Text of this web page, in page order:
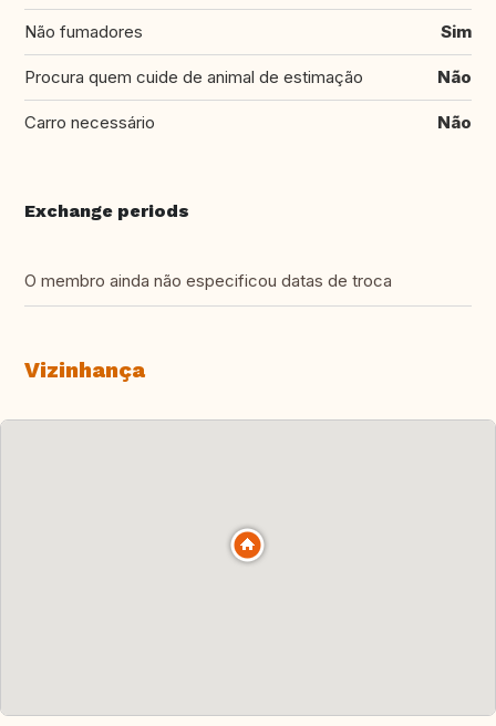
Não fumadores Sim
Procura quem cuide de animal de estimação Não
Carro necessário Não
Exchange periods
O membro ainda não especificou datas de troca
Vizinhança